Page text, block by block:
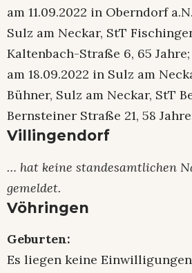
am 11.09.2022 in Oberndorf
Sulz am Neckar, StT
Kaltenbach-Straße 6, 65 Jahre;
am 18.09.2022 in Sulz am
Bühner, Sulz am Neckar, StT
Bernsteiner Straße 21, 58
Villingendorf
… hat keine standesamtlichen
gemeldet.
Vöhringen
Geburten:
Es liegen keine